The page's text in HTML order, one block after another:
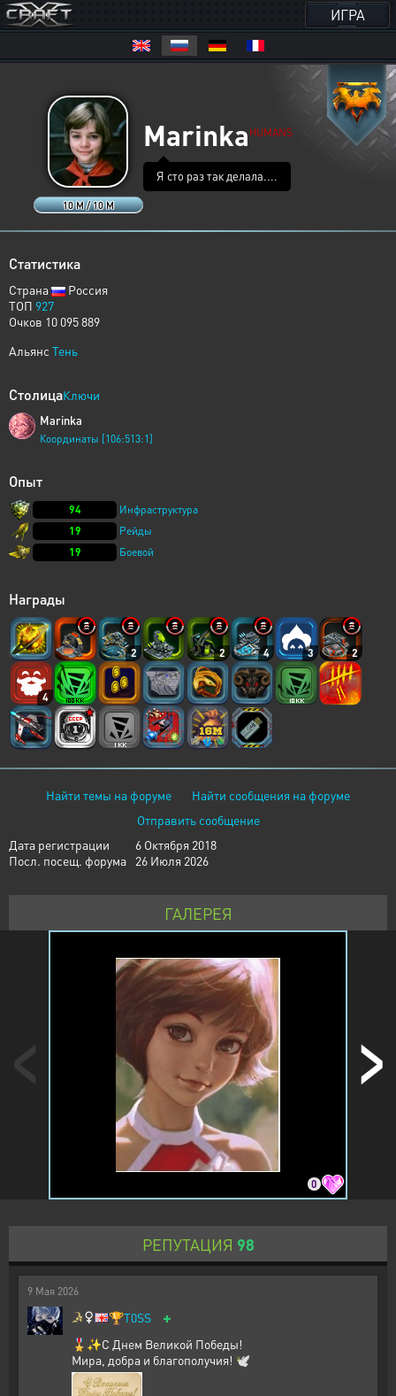
ИГРА
10 M / 10 M
Marinka HUMANS
Я сто раз так делала....
Статистика
Страна
Россия
ТОП 927
Очков 10 095 889
Альянс Тень
СтолицаКлючи
Marinka
Координаты [106:513:1]
Опыт
94
Инфраструктура
19
Рейды
19
Боевой
Награды
2 2 4 3 2
4
Найти темы на форуме
Найти сообщения на форуме
Отправить сообщение
Дата регистрации
6 Октября 2018
Посл. посещ. форума
26 Июля 2026
ГАЛЕРЕЯ
0
РЕПУТАЦИЯ 98
9 Мая 2026
🏆T0SS +
🎖️✨С Днем Великой Победы!
Мира, добра и благополучия! 🕊️